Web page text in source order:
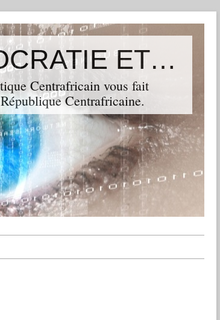
ALLIANCE POUR LA DEMOCRATIE ET LE PROGRES
Centrafricain vous fait
Centrafricaine.